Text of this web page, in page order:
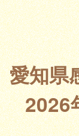
愛知県
2026